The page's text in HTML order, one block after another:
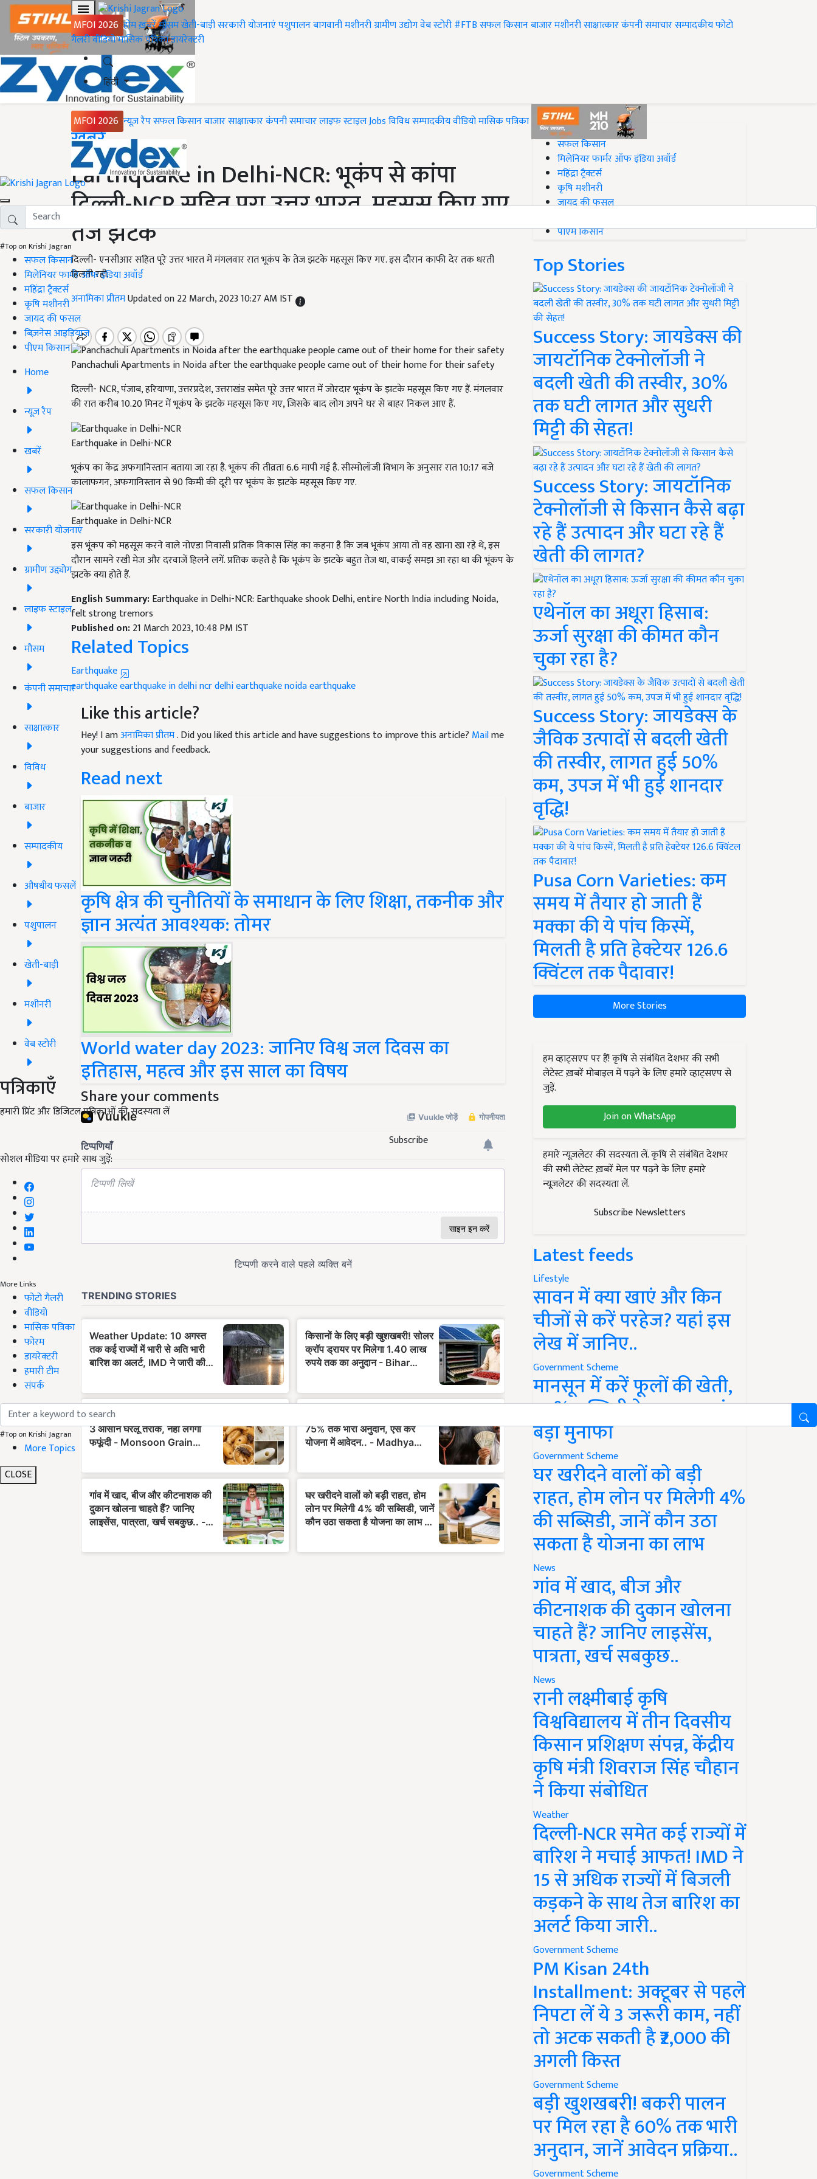
MFOI 2026 होमख़बरेंमौसमखेती-बाड़ीसरकारी योजनाएंपशुपालनबागवानीमशीनरीग्रामीण उद्योगवेब स्टोरी#FTBसफल किसानबाजारमशीनरीसाक्षात्कारकंपनी समाचारसम्पादकीयफोटो
गैलरीवीडियोमासिक पत्रिकाडायरेक्टरी
हिंदी
MFOI 2026 न्यूज़ रैपसफल किसानबाजारसाक्षात्कारकंपनी समाचारलाइफ स्टाइलJobsविविधसम्पादकीयवीडियोमासिक पत्रिका
#Top on Krishi Jagran
सफल किसान
मिलेनियर फार्मर ऑफ इंडिया अवॉर्ड
महिंद्रा ट्रैक्टर्स
कृषि मशीनरी
जायद की फसल
बिज़नेस आइडियाज
पीएम किसान
Home
न्यूज़ रैप
खबरें
सफल किसान
सरकारी योजनाएं
ग्रामीण उद्द्योग
लाइफ स्टाइल
मौसम
कंपनी समाचार
साक्षात्कार
विविध
बाजार
सम्पादकीय
औषधीय फसलें
पशुपालन
खेती-बाड़ी
मशीनरी
वेब स्टोरी
पत्रिकाएँ
हमारी प्रिंट और डिजिटल पत्रिकाओं की सदस्यता लें
Subscribe
सोशल मीडिया पर हमारे साथ जुड़ें:
More Links
फोटो गैलरी
वीडियो
मासिक पत्रिका
फोरम
डायरेक्टरी
हमारी टीम
संपर्क
#Top on Krishi Jagran
More Topics
CLOSE
Home
ख़बरें
Earthquake in Delhi-NCR: भूकंप से कांपा
दिल्ली-NCR सहित पूरा उत्तर भारत, महसूस किए गए
तेज झटके
दिल्ली- एनसीआर सहित पूरे उत्तर भारत में मंगलवार रात भूकंप के तेज झटके महसूस किए गए. इस दौरान काफी देर तक धरती
हिलती रही.
अनामिका प्रीतमUpdated on 22 March, 2023 10:27 AM IST
Panchachuli Apartments in Noida after the earthquake people came out of their home for their safety
दिल्ली- NCR, पंजाब, हरियाणा, उत्तरप्रदेश, उत्तराखंड समेत पूरे उत्तर भारत में जोरदार भूकंप के झटके महसूस किए गए हैं. मंगलवार
की रात करीब 10.20 मिनट में भूकंप के झटके महसूस किए गए, जिसके बाद लोग अपने घर से बाहर निकल आए हैं.
Earthquake in Delhi-NCR
भूकंप का केंद्र अफगानिस्तान बताया जा रहा है. भूकंप की तीव्रता 6.6 मापी गई है. सीस्मोलॉजी विभाग के अनुसार रात 10:17 बजे
कालाफगन, अफगानिस्तान से 90 किमी की दूरी पर भूकंप के झटके महसूस किए गए.
Earthquake in Delhi-NCR
इस भूंकप को महसूस करने वाले नोएडा निवासी प्रतिक विकास सिंह का कहना है कि जब भूकंप आया तो वह खाना खा रहे थे, इस
दौरान सामने रखी मेज और दरवाजें हिलने लगें. प्रतिक कहते है कि भूकंप के झटके बहुत तेज था, वाकई समझ आ रहा था की भूंकप के
झटके क्या होते हैं.
English Summary:Earthquake in Delhi-NCR: Earthquake shook Delhi, entire North India including Noida,
felt strong tremors
Published on:21 March 2023, 10:48 PM IST
Related Topics
Earthquake
earthquakeearthquake in delhi ncrdelhi earthquakenoida earthquake
Like this article?
Hey! I amअनामिका प्रीतम. Did you liked this article and have suggestions to improve this article? Mailme
your suggestions and feedback.
Read next
कृषि क्षेत्र की चुनौतियों के समाधान के लिए शिक्षा, तकनीक और
ज्ञान अत्यंत आवश्यक: तोमर
World water day 2023: जानिए विश्व जल दिवस का
इतिहास, महत्व और इस साल का विषय
Share your comments
#Top on Krishi Jagran
सफल किसान
मिलेनियर फार्मर ऑफ इंडिया अवॉर्ड
महिंद्रा ट्रैक्टर्स
कृषि मशीनरी
जायद की फसल
पीएम किसान
Top Stories
Success Story: जायडेक्स की
जायटॉनिक टेक्नोलॉजी ने
बदली खेती की तस्वीर, 30%
तक घटी लागत और सुधरी
मिट्टी की सेहत!
Success Story: जायटॉनिक
टेक्नोलॉजी से किसान कैसे बढ़ा
रहे हैं उत्पादन और घटा रहे हैं
खेती की लागत?
एथेनॉल का अधूरा हिसाब:
ऊर्जा सुरक्षा की कीमत कौन
चुका रहा है?
Success Story: जायडेक्स के
जैविक उत्पादों से बदली खेती
की तस्वीर, लागत हुई 50%
कम, उपज में भी हुई शानदार
वृद्धि!
Pusa Corn Varieties: कम
समय में तैयार हो जाती हैं
मक्का की ये पांच किस्में,
मिलती है प्रति हेक्टेयर 126.6
क्विंटल तक पैदावार!
More Stories
हम व्हाट्सएप पर हैं! कृषि से संबंधित देशभर की सभी
लेटेस्ट ख़बरें मोबाइल में पढ़ने के लिए हमारे व्हाट्सएप से
जुड़ें.
Join on WhatsApp
हमारे न्यूज़लेटर की सदस्यता लें. कृषि से संबंधित देशभर
की सभी लेटेस्ट ख़बरें मेल पर पढ़ने के लिए हमारे
न्यूज़लेटर की सदस्यता लें.
Subscribe Newsletters
Latest feeds
Lifestyle
सावन में क्या खाएं और किन
चीजों से करें परहेज? यहां इस
लेख में जानिए..
Government Scheme
मानसून में करें फूलों की खेती,
50% सब्सिडी के साथ कमाएं
बड़ा मुनाफा
Government Scheme
घर खरीदने वालों को बड़ी
राहत, होम लोन पर मिलेगी 4%
की सब्सिडी, जानें कौन उठा
सकता है योजना का लाभ
News
गांव में खाद, बीज और
कीटनाशक की दुकान खोलना
चाहते हैं? जानिए लाइसेंस,
पात्रता, खर्च सबकुछ..
News
रानी लक्ष्मीबाई कृषि
विश्वविद्यालय में तीन दिवसीय
किसान प्रशिक्षण संपन्न, केंद्रीय
कृषि मंत्री शिवराज सिंह चौहान
ने किया संबोधित
Weather
दिल्ली-NCR समेत कई राज्यों में
बारिश ने मचाई आफत! IMD ने
15 से अधिक राज्यों में बिजली
कड़कने के साथ तेज बारिश का
अलर्ट किया जारी..
Government Scheme
PM Kisan 24th
Installment: अक्टूबर से पहले
निपटा लें ये 3 जरूरी काम, नहीं
तो अटक सकती है ₹2,000 की
अगली किस्त
Government Scheme
बड़ी खुशखबरी! बकरी पालन
पर मिल रहा है 60% तक भारी
अनुदान, जानें आवेदन प्रक्रिया..
Government Scheme